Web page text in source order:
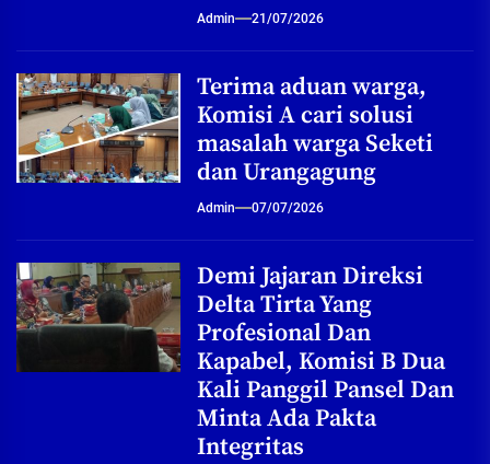
Admin 21/07/2026
Terima aduan warga,
Komisi A cari solusi
masalah warga Seketi
dan Urangagung
Admin 07/07/2026
Demi Jajaran Direksi
Delta Tirta Yang
Profesional Dan
Kapabel, Komisi B Dua
Kali Panggil Pansel Dan
Minta Ada Pakta
Integritas